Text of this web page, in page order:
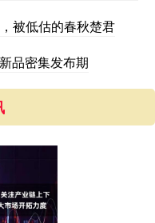
被低估的春秋楚君
品密集发布期